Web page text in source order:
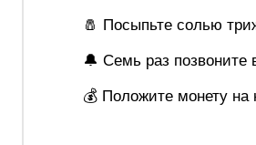
🧂 Посыпьте солью
🔔 Семь раз позвоните
💰 Положите монету на